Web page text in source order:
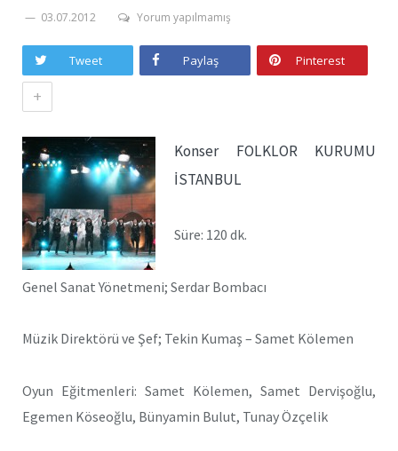
03.07.2012 Yorum yapılmamış
Tweet Paylaş Pinterest
+
Konser FOLKLOR KURUMU
İSTANBUL
Süre: 120 dk.
Genel Sanat Yönetmeni; Serdar Bombacı
Müzik Direktörü ve Şef; Tekin Kumaş – Samet Kölemen
Oyun Eğitmenleri: Samet Kölemen, Samet Dervişoğlu,
Egemen Köseoğlu, Bünyamin Bulut, Tunay Özçelik